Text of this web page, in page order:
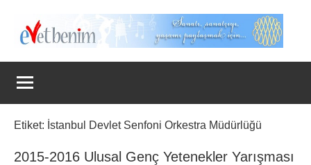
Evet
Benim
Etiket: İstanbul Devlet Senfoni Orkestra Müdürlüğü
2015-2016 Ulusal Genç Yetenekler Yarışması